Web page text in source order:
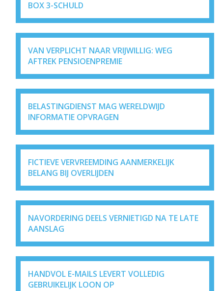
BOX 3-SCHULD
VAN VERPLICHT NAAR VRIJWILLIG: WEG
AFTREK PENSIOENPREMIE
BELASTINGDIENST MAG WERELDWIJD
INFORMATIE OPVRAGEN
FICTIEVE VERVREEMDING AANMERKELIJK
BELANG BIJ OVERLIJDEN
NAVORDERING DEELS VERNIETIGD NA TE LATE
AANSLAG
HANDVOL E-MAILS LEVERT VOLLEDIG
GEBRUIKELIJK LOON OP